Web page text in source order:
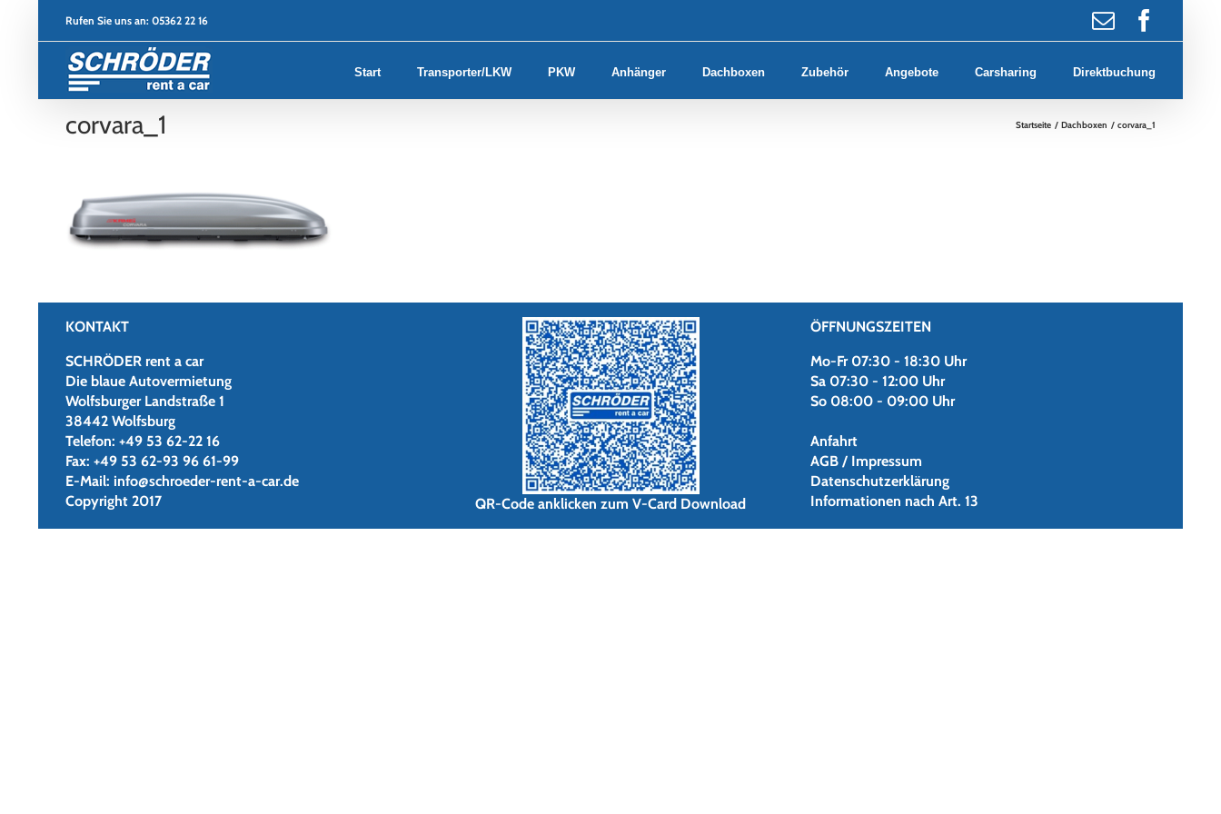
Rufen Sie uns an: 05362 22 16
E-
Mail
Start Transporter/LKW PKW Anhänger Dachboxen Zubehör Angebote Carsharing Direktbuchung
corvara_1 Startseite Dachboxen corvara_1
KONTAKT
SCHRÖDER rent a car
Die blaue Autovermietung
Wolfsburger Landstraße 1
38442 Wolfsburg
Telefon: +49 53 62-22 16
Fax: +49 53 62-93 96 61-99
E-Mail: info@schroeder-rent-a-car.de
Copyright 2017
QR-Code anklicken zum V-Card Download
ÖFFNUNGSZEITEN
Mo-Fr 07:30 - 18:30 Uhr
Sa 07:30 - 12:00 Uhr
So 08:00 - 09:00 Uhr
Anfahrt
AGB / Impressum
Datenschutzerklärung
Informationen nach Art. 13